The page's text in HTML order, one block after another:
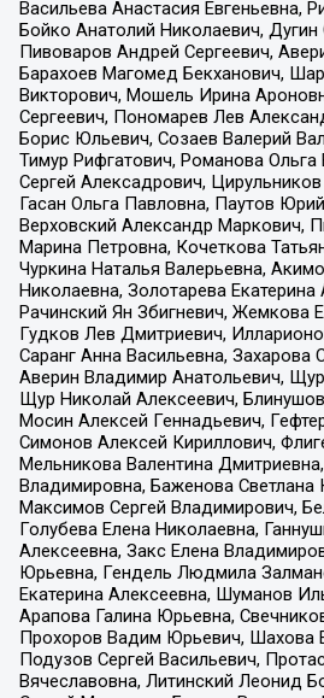
Васильева Анастасия Евгеньевна,
Бойко Анатолий Николаевич, Дугин
Пивоваров Андрей Сергеевич,
Барахоев Магомед Бекханович,
Викторович, Мошель Ирина
Сергеевич, Пономарев Лев
Борис Юльевич, Созаев Валерий
Тимур Рифгатович, Романова
Сергей Алексадрович,
Гасан Ольга Павловна, Паутов
Верховский Александр Маркович,
Марина Петровна, Кочеткова
Чуркина Наталья Валерьевна,
Николаевна, Золотарева Екатерина
Рачинский Ян Збигневич, Жемкова
Гудков Лев Дмитриевич,
Саранг Анна Васильевна, Захарова
Аверин Владимир Анатольевич,
Щур Николай Алексеевич,
Мосин Алексей Геннадьевич,
Симонов Алексей Кириллович,
Мельникова Валентина
Владимировна, Баженова Светлана
Максимов Сергей Владимирович,
Голубева Елена Николаевна,
Алексеевна, Закс Елена
Юрьевна, Гендель Людмила
Екатерина Алексеевна, Шуманов
Арапова Галина Юрьевна,
Прохоров Вадим Юрьевич, Шахова
Подузов Сергей Васильевич,
Вячеславовна, Литинский Леонид